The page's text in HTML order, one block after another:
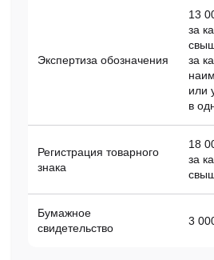
Экспертиза обозначения
13
за
за
или
в
Регистрация товарного
знака
18
за
Бумажное
свидетельство
3